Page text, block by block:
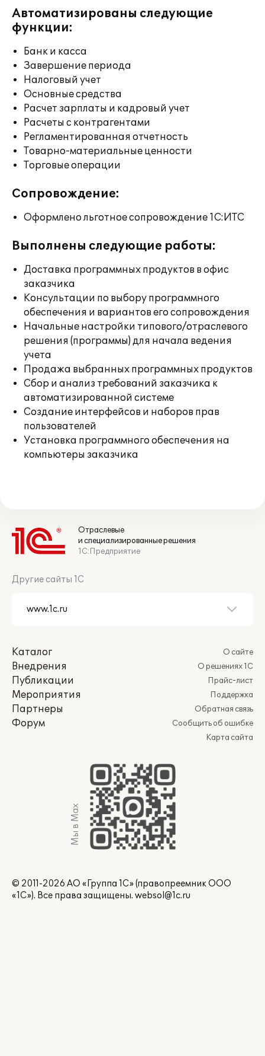
Автоматизированы следующие
функции:
Банк и касса
Завершение периода
Налоговый учет
Основные средства
Расчет зарплаты и кадровый учет
Расчеты с контрагентами
Регламентированная отчетность
Товарно-материальные ценности
Торговые операции
Сопровождение:
Оформлено льготное сопровождение 1С:ИТС
Выполнены следующие работы:
Доставка программных продуктов в офис
заказчика
Консультации по выбору программного
обеспечения и вариантов его сопровождения
Начальные настройки типового/отраслевого
решения (программы) для начала ведения
учета
Продажа выбранных программных продуктов
Сбор и анализ требований заказчика к
автоматизированной системе
Создание интерфейсов и наборов прав
пользователей
Установка программного обеспечения на
компьютеры заказчика
Отраслевые
и специализированные решения
1С:Предприятие
Другие сайты 1С
Каталог
Внедрения
Публикации
Мероприятия
Партнеры
Форум
О сайте
О решениях 1С
Прайс-лист
Поддержка
Обратная связь
Сообщить об ошибке
Карта сайта
Мы в Max
© 2011-2026 АО «Группа 1С» (правопреемник ООО
«1С»). Все права защищены. websol@1c.ru